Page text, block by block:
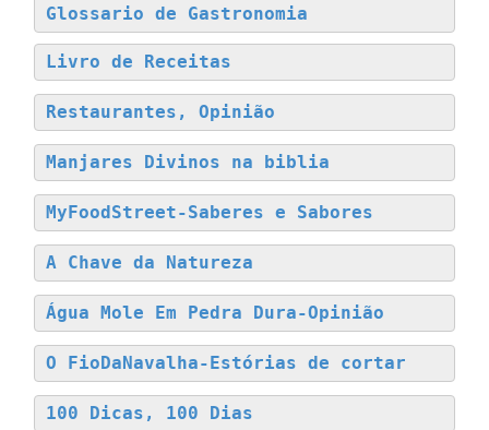
Glossario de Gastronomia
Livro de Receitas
Restaurantes, Opinião
Manjares Divinos na biblia
MyFoodStreet-Saberes e Sabores
A Chave da Natureza
Água Mole Em Pedra Dura-Opinião
O FioDaNavalha-Estórias de cortar
100 Dicas, 100 Dias